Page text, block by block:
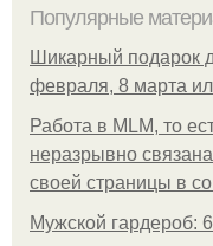
Популярные
Шикарный подарок
февраля, 8 марта
Работа в MLM, то
неразрывно
своей страницы в
Мужской гардероб: